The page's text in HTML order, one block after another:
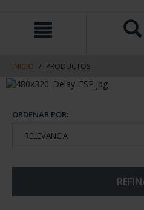
contenido
navegacin
INICIO PRODUCTOS
ORDENAR POR: